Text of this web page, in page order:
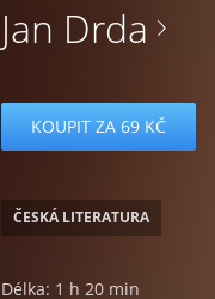
Jan Drda
KOUPIT ZA 69 KČ
ČESKÁ LITERATURA
Délka: 1 h 20 min